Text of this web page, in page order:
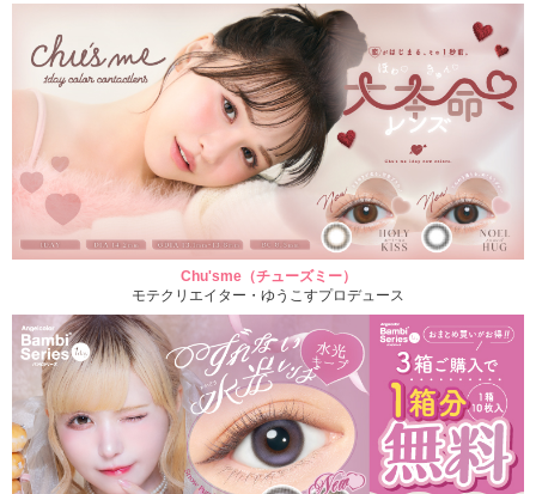
Chu'sme（チューズミー）
モテクリエイター・ゆうこすプロデュース